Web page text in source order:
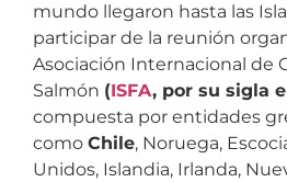
mundo llegaron hasta las
participar de la reunión
Asociación Internacional de
Salmón (ISFA, por su sigla
compuesta por entidades
como Chile, Noruega,
Unidos, Islandia, Irlanda,